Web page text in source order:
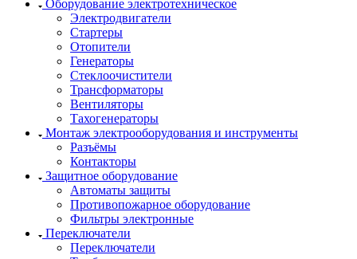
Оборудование электротехническое
Электродвигатели
Стартеры
Отопители
Генераторы
Стеклоочистители
Трансформаторы
Вентиляторы
Тахогенераторы
Монтаж электрооборудования и инструменты
Разъёмы
Контакторы
Защитное оборудование
Автоматы защиты
Противопожарное оборудование
Фильтры электронные
Переключатели
Переключатели